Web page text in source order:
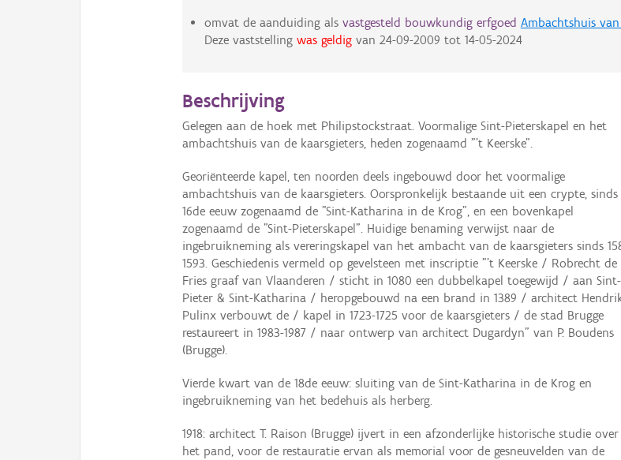
omvat de aanduiding als vastgesteld bouwkundig erfgoed Ambachtshuis
Deze vaststelling was geldigvan 24-09-2009 tot 14-05-2024
Beschrijving
Gelegen aan de hoek met Philipstockstraat. Voormalige Sint-Pieterskapel en het
ambachtshuis van de kaarsgieters, heden zogenaamd "'t Keerske".
Georiënteerde kapel, ten noorden deels ingebouwd door het voormalige
ambachtshuis van de kaarsgieters. Oorspronkelijk bestaande uit een crypte, sinds
16de eeuw zogenaamd de "Sint-Katharina in de Krog", en een bovenkapel
zogenaamd de "Sint-Pieterskapel". Huidige benaming verwijst naar de
ingebruikneming als vereringskapel van het ambacht van de kaarsgieters sinds
1593. Geschiedenis vermeld op gevelsteen met inscriptie "'t Keerske / Robrecht de
Fries graaf van Vlaanderen / sticht in 1080 een dubbelkapel toegewijd / aan Sint-
Pieter & Sint-Katharina / heropgebouwd na een brand in 1389 / architect
Pulinx verbouwt de / kapel in 1723-1725 voor de kaarsgieters / de stad Brugge
restaureert in 1983-1987 / naar ontwerp van architect Dugardyn" van P. Boudens
(Brugge).
Vierde kwart van de 18de eeuw: sluiting van de Sint-Katharina in de Krog en
ingebruikneming van het bedehuis als herberg.
1918: architect T. Raison (Brugge) ijvert in een afzonderlijke historische studie over
het pand, voor de restauratie ervan als memorial voor de gesneuvelden van de